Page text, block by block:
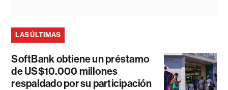
LAS ÚLTIMAS
SoftBank obtiene un préstamo
de US$10.000 millones
respaldado por su participación